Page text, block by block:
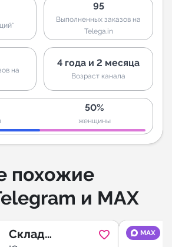
95
Выполненных заказов на
Telega.in
на
4 года и 2 месяца
Возраст канала
50%
женщины
похожие
и MAX
Склад
MAX